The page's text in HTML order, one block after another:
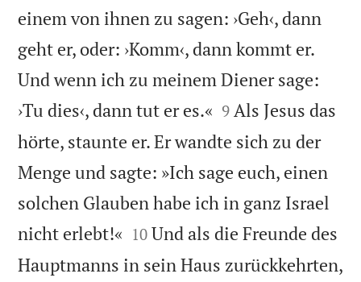
einem von ihnen zu sagen: ›Geh‹, dann
geht er, oder: ›Komm‹, dann kommt er.
Und wenn ich zu meinem Diener sage:
›Tu dies‹, dann tut er es.« 

9 Als Jesus das
hörte, staunte er. Er wandte sich zu der
Menge und sagte: »Ich sage euch, einen
solchen Glauben habe ich in ganz Israel
nicht erlebt!« 

10 Und als die Freunde des
Hauptmanns in sein Haus zurückkehrten,